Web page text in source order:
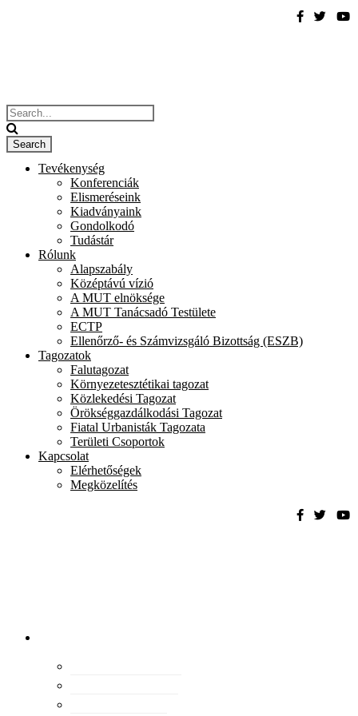
Tevékenység
Konferenciák
Elismeréseink
Kiadványaink
Gondolkodó
Tudástár
Rólunk
Alapszabály
Középtávú vízió
A MUT elnöksége
A MUT Tanácsadó Testülete
ECTP
Ellenőrző- és Számvizsgáló Bizottság (ESZB)
Tagozatok
Falutagozat
Környezetesztétikai tagozat
Közlekedési Tagozat
Örökséggazdálkodási Tagozat
Fiatal Urbanisták Tagozata
Területi Csoportok
Kapcsolat
Elérhetőségek
Megközelítés